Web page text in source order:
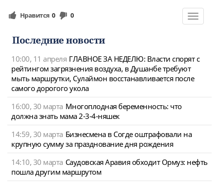
Toggle
Нравится 0 0
Последние новости
10:00, 11 апреля ГЛАВНОЕ ЗА НЕДЕЛЮ: Власти спорят с
рейтингом загрязнения воздуха, в Душанбе требуют
мыть маршрутки, Сулаймон восстанавливается после
самого дорогого укола
16:00, 30 марта Многоплодная беременность: что
должна знать мама 2-3-4-няшек
14:59, 30 марта Бизнесмена в Согде оштрафовали на
крупную сумму за празднование дня рождения
14:10, 30 марта Саудовская Аравия обходит Ормуз: нефть
пошла другим маршрутом